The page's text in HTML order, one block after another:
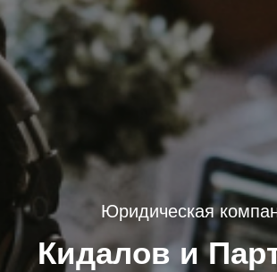
Юридическая
Кидалов и